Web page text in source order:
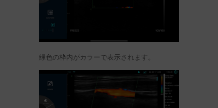
緑色の枠内がカラーで表示されます。